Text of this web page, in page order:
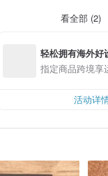
看全部 (2)
轻松拥有海外好
指定商品跨境享
活动详